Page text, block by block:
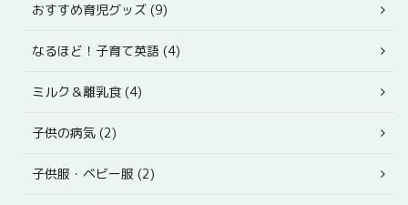
おすすめ育児グッズ (9)
なるほど！子育て英語 (4)
ミルク＆離乳食 (4)
子供の病気 (2)
子供服・ベビー服 (2)